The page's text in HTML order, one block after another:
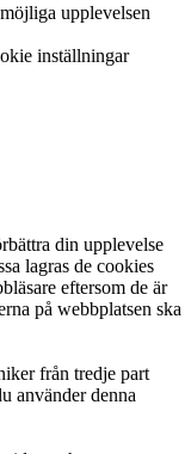
upplevelsen
inställningar
din upplevelse
lagras de cookies
eftersom de är
på webbplatsen ska
från tredje part
använder denna